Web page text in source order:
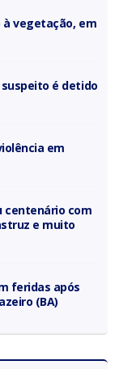
à vegetação, em
é detido
em
centenário com
e muito
feridas após
(BA)